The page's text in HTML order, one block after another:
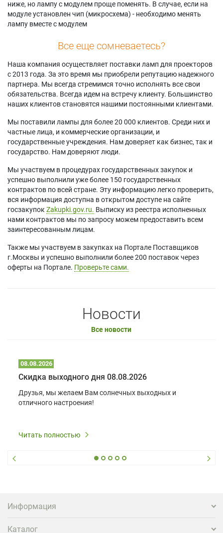
ниже, но лампу с модулем проще поменять. В случае, если на
модуле установлен чип (микросхема) - необходимо менять
лампу вместе с модулем
Все еще сомневаетесь?
Наша компания осуществляет поставки ламп для проекторов
с 2013 года. За это время мы приобрели репутацию надежного
партнера. Мы всегда стремимся точно исполнять все свои
обязательства. Всегда идем на встречу клиенту. Большинство
наших клиентов становятся нашими постоянными клиентами.
Мы поставили лампы для более 20 000 клиентов. Среди них и
частные лица, и коммерческие организации, и
государственные учреждения. Нам доверяет как бизнес, так и
государство. Нам доверяют люди.
Мы участвуем в процедурах государственных закупок и
успешно выполнили уже более 150 государственных
контрактов по всей стране. Эту информацию легко проверить,
вся информация доступна в открытом доступе на сайте
госзакупок Zakupki.gov.ru. Выписку из реестра исполненных
нами контрактов мы по запросу можем предоставить всем
заинтересованным лицам.
Также мы участвуем в закупках на Портале Поставщиков
г.Москвы и успешно выполнили более 200 поставок через
оферты на Портале. Проверьте сами.
Новости
Все новости
08.08.2026
Скидка выходного дня 08.08.2026
Друзья, мы желаем Вам солнечных выходных и
отличного настроения!
Читать полностью
Информация
Каталог